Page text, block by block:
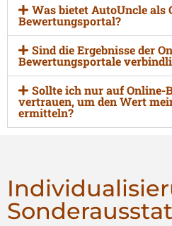
Was bietet AutoUncle als
Bewertungsportal?
Sind die Ergebnisse der
Bewertungsportale
Sollte ich nur auf Online-
vertrauen, um den Wert
ermitteln?